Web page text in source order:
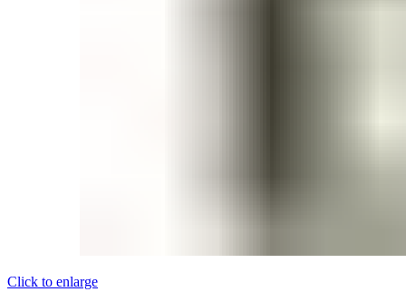
Click to enlarge